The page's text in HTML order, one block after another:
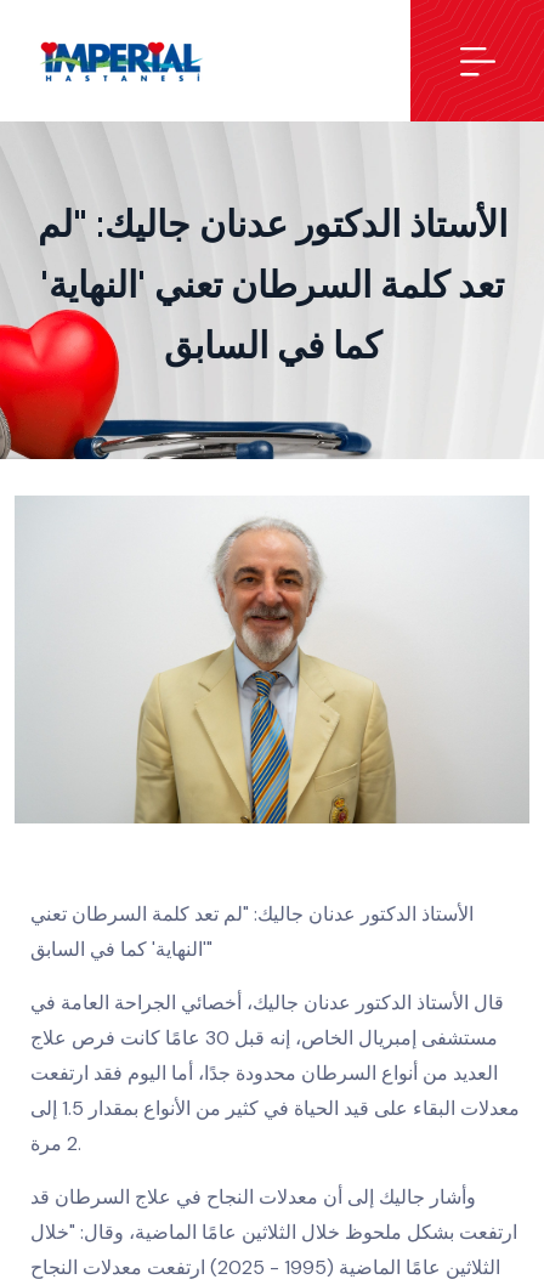
الأستاذ الدكتور عدنان جاليك: "لم
تعد كلمة السرطان تعني 'النهاية'
كما في السابق
الأستاذ الدكتور عدنان جاليك: "لم تعد كلمة السرطان تعني
'النهاية' كما في السابق"
قال الأستاذ الدكتور عدنان جاليك، أخصائي الجراحة العامة في
مستشفى إمبريال الخاص، إنه قبل 30 عامًا كانت فرص علاج
العديد من أنواع السرطان محدودة جدًا، أما اليوم فقد ارتفعت
معدلات البقاء على قيد الحياة في كثير من الأنواع بمقدار 1.5 إلى
2 مرة.
وأشار جاليك إلى أن معدلات النجاح في علاج السرطان قد
ارتفعت بشكل ملحوظ خلال الثلاثين عامًا الماضية، وقال: "خلال
الثلاثين عامًا الماضية (1995 - 2025) ارتفعت معدلات النجاح